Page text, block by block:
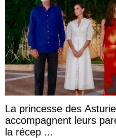
La princesse des
accompagnent leurs
la récep ...